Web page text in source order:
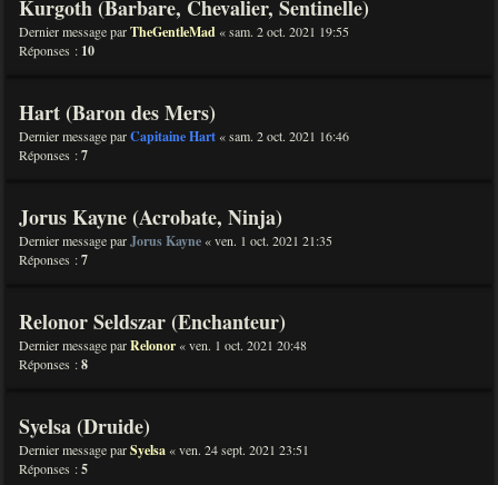
Kurgoth (Barbare, Chevalier, Sentinelle)
Dernier message parTheGentleMad «sam. 2 oct. 2021 19:55
Réponses : 10
Hart (Baron des Mers)
Dernier message parCapitaine Hart «sam. 2 oct. 2021 16:46
Réponses :7
Jorus Kayne (Acrobate, Ninja)
Dernier message parJorus Kayne «ven. 1 oct. 2021 21:35
Réponses :7
Relonor Seldszar (Enchanteur)
Dernier message parRelonor «ven. 1 oct. 2021 20:48
Réponses :8
Syelsa (Druide)
Dernier message parSyelsa «ven. 24 sept. 2021 23:51
Réponses :5